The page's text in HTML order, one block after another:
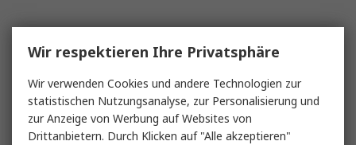
Wir respektieren Ihre Privatsphäre
Wir verwenden Cookies und andere Technologien zur
statistischen Nutzungsanalyse, zur Personalisierung und
zur Anzeige von Werbung auf Websites von
Drittanbietern. Durch Klicken auf "Alle akzeptieren"